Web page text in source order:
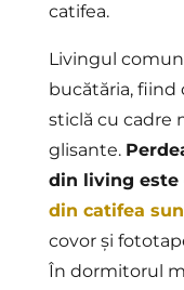
catifea.
Livingul
bucătăria,
sticlă cu cadre
glisante.
din living este
din catifea
covor și
În dormitorul